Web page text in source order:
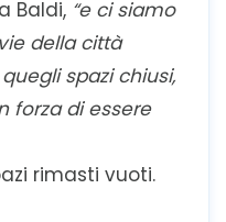
Baldi, “e ci siamo
della città
spazi chiusi,
forza di essere
rimasti vuoti.